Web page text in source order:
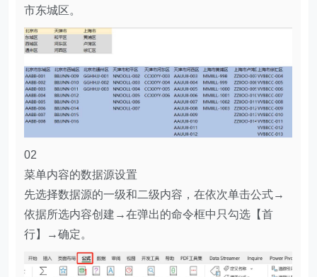
市东城区。
02
菜单内容的数据源设置
先选择数据源的一级和二级内容，在依次单击公式→
依据所选内容创建→在弹出的命令框中只勾选【首
行】→确定。